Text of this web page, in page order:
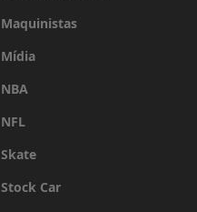
Maquinistas
Mídia
NBA
NFL
Skate
Stock Car